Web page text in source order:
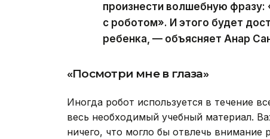
произнести волшебную
с роботом». И этого будет
ребенка, — объясняет Анар
«Посмотри мне в глаза»
Иногда робот используется в течение
весь необходимый учебный материал.
ничего, что могло бы отвлечь внимание